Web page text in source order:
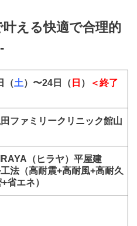
える快適で合理的
（土）〜24 日（ 日 ）
＜終了
ファミリークリニック館山
（ヒラヤ）平屋建
法（高耐震+高耐風+高耐久
省エネ）